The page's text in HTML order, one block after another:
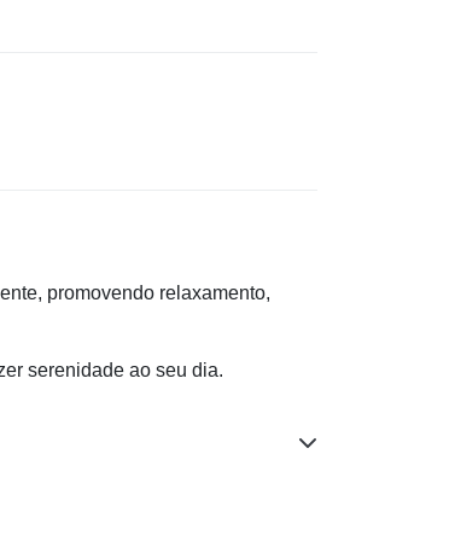
promovendo relaxamento,
serenidade ao seu dia.